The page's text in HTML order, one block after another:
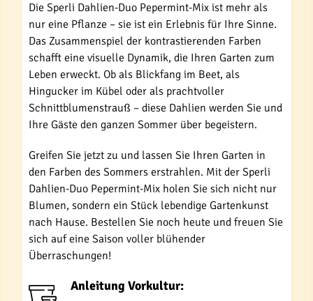
Die Sperli Dahlien-Duo Pepermint-Mix ist mehr als
nur eine Pflanze – sie ist ein Erlebnis für Ihre Sinne.
Das Zusammenspiel der kontrastierenden Farben
schafft eine visuelle Dynamik, die Ihren Garten zum
Leben erweckt. Ob als Blickfang im Beet, als
Hingucker im Kübel oder als prachtvoller
Schnittblumenstrauß – diese Dahlien werden Sie und
Ihre Gäste den ganzen Sommer über begeistern.
Greifen Sie jetzt zu und lassen Sie Ihren Garten in
den Farben des Sommers erstrahlen. Mit der Sperli
Dahlien-Duo Pepermint-Mix holen Sie sich nicht nur
Blumen, sondern ein Stück lebendige Gartenkunst
nach Hause. Bestellen Sie noch heute und freuen Sie
sich auf eine Saison voller blühender
Überraschungen!
Anleitung Vorkultur: